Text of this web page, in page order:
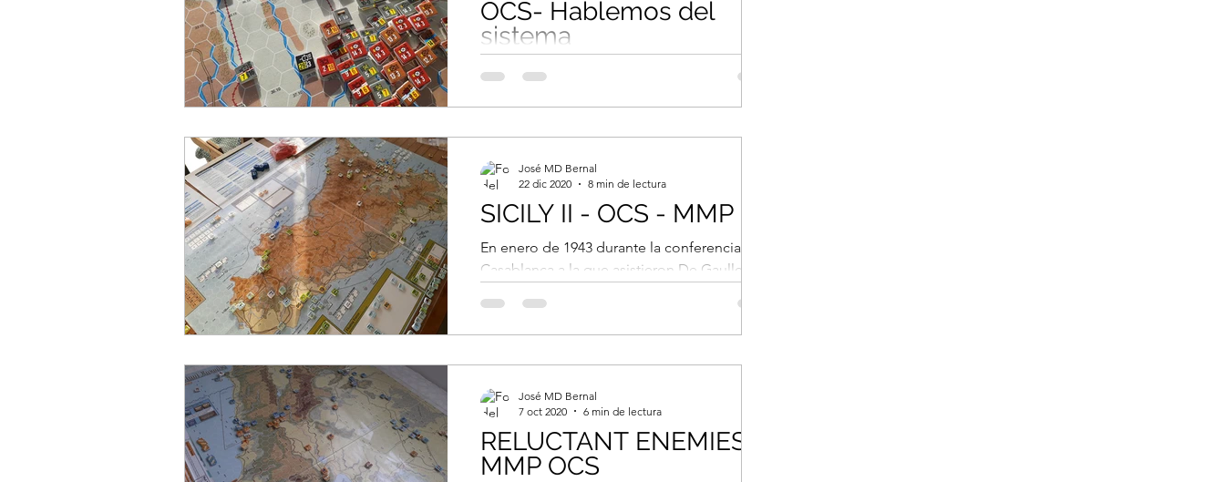
OCS- Hablemos del
sistema
El ejército alemán se encontraba en retirada
momento cumbre en enero de 1944 en el
que se...
SICILY II - OCS - MMP
En enero de 1943 durante la conferencia de
Casablanca a la que asistieron De Gaulle,
operación...
José MD Bernal
22 dic 2020
8 min de lectura
RELUCTANT ENEMIES
MMP OCS
José MD Bernal
7 oct 2020
6 min de lectura